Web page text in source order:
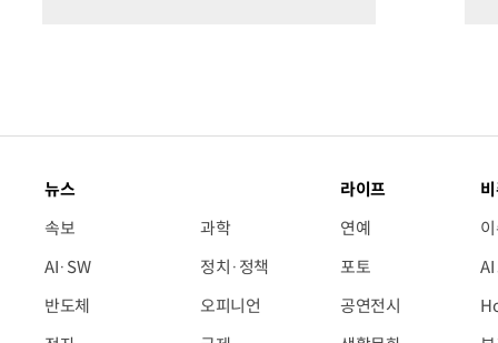
뉴스
속보
AI·SW
반도체
과학
정치·정책
오피니언
라이프
연예
포토
공연전시